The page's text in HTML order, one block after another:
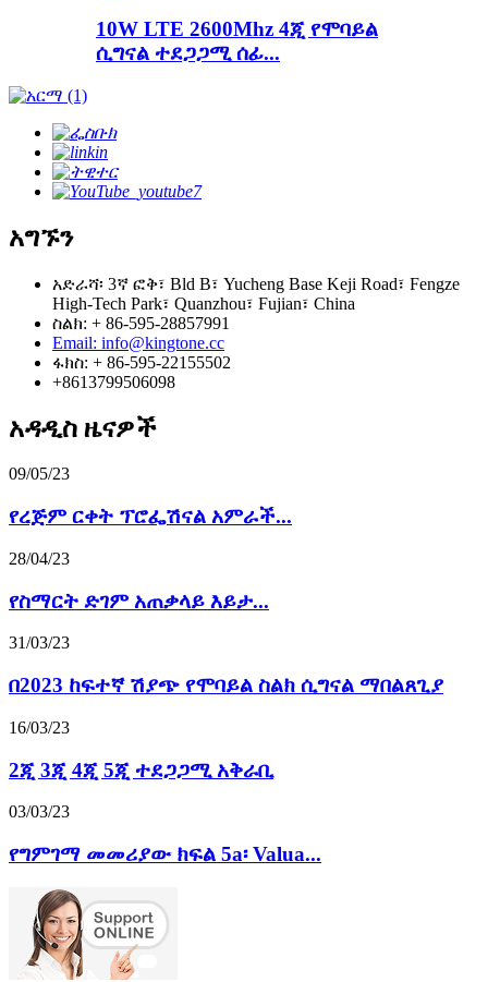
10W LTE 2600Mhz 4ጂ የሞባይል
ሲግናል ተደጋጋሚ ሰፊ...
አግኙን
አድራሻ፡ 3ኛ ፎቅ፣ Bld B፣ Yucheng Base Keji Road፣ Fengze
High-Tech Park፣ Quanzhou፣ Fujian፣ China
ስልክ: + 86-595-28857991
Email: info@kingtone.cc
ፋክስ: + 86-595-22155502
+8613799506098
አዳዲስ ዜናዎች
09/05/23
የረጅም ርቀት ፕሮፌሽናል አምራች...
28/04/23
የስማርት ድገም አጠቃላይ እይታ...
31/03/23
በ2023 ከፍተኛ ሽያጭ የሞባይል ስልክ ሲግናል ማበልጸጊያ
16/03/23
2ጂ 3ጂ 4ጂ 5ጂ ተደጋጋሚ አቅራቢ
03/03/23
የግምገማ መመሪያው ክፍል 5a፡ Valua...